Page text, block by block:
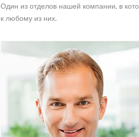
Один из отделов нашей компании, в
к любому из них.